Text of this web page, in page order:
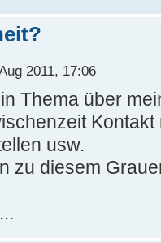
2011, 17:06
Thema über
Kontakt
usw.
zu diesem